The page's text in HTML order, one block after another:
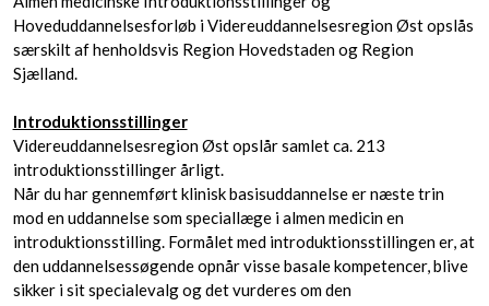
Hoveduddannelsesforløb i Videreuddannelsesregion Øst opslås
særskilt af henholdsvis Region Hovedstaden og Region
Sjælland.
Introduktionsstillinger
Videreuddannelsesregion Øst opslår samlet ca. 213
introduktionsstillinger årligt.
Når du har gennemført klinisk basisuddannelse er næste trin
mod en uddannelse som speciallæge i almen medicin en
introduktionsstilling. Formålet med introduktionsstillingen er, at
den uddannelsessøgende opnår visse basale kompetencer, blive
sikker i sit specialevalg og det vurderes om den